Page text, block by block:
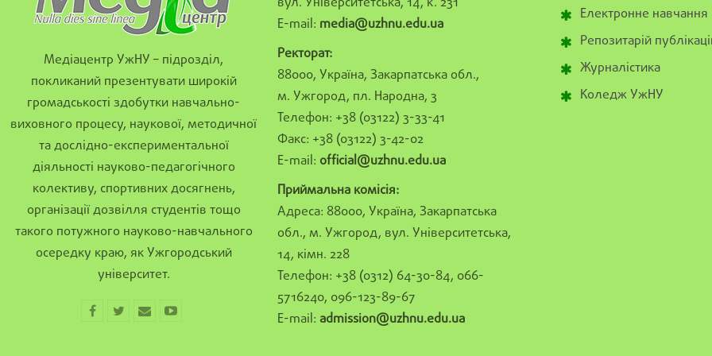
Медіацентр УжНУ – підрозділ,
покликаний презентувати широкій
громадськості здобутки навчально-
виховного процесу, наукової, методичної
та дослідно-експериментальної
діяльності науково-педагогічного
колективу, спортивних досягнень,
організації дозвілля студентів тощо
такого потужного науково-навчального
осередку краю, як Ужгородський
університет.
E-mail: media@uzhnu.edu.ua
Ректорат:
88000, Україна, Закарпатська обл.,
м. Ужгород, пл. Народна, 3
Телефон: +38 (03122) 3-33-41
Факс: +38 (03122) 3-42-02
E-mail: official@uzhnu.edu.ua
Приймальна комісія:
Адреса: 88000, Україна, Закарпатська
обл., м. Ужгород, вул. Університетська,
14, кімн. 228
Телефон: +38 (0312) 64-30-84, 066-
5716240, 096-123-89-67
E-mail: admission@uzhnu.edu.ua
Електронне навчання
Репозитарій
Журналістика
Коледж УжНУ